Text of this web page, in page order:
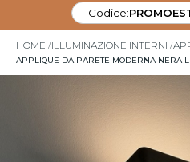
Codice:
HOME ILLUMINAZIONE INTERNI
APPLIQUE DA PARETE MODERNA NERA